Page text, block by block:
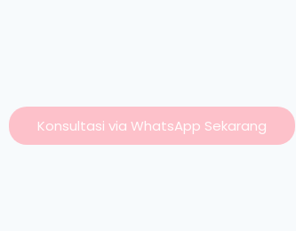
Konsultasi via WhatsApp Sekarang